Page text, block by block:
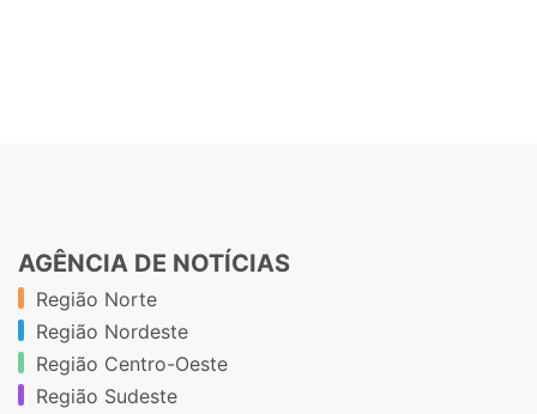
AGÊNCIA DE NOTÍCIAS
Região Norte
Região Nordeste
Região Centro-Oeste
Região Sudeste